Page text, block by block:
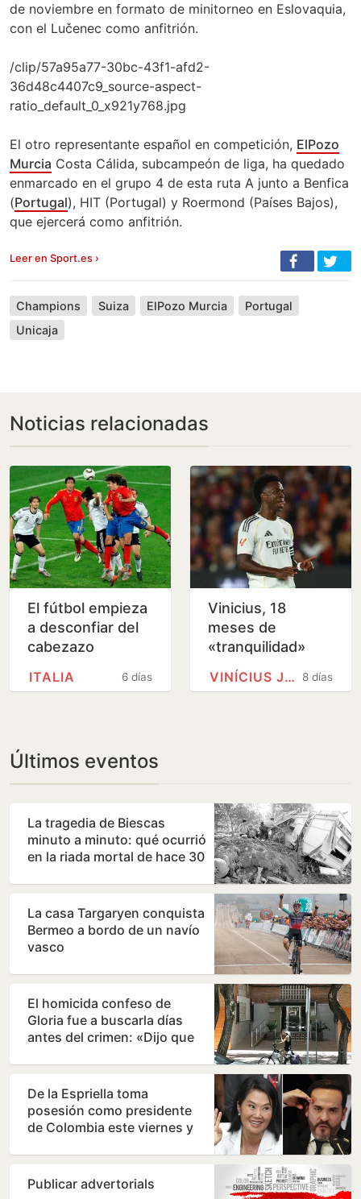
de noviembre en formato de minitorneo en Eslovaquia,
con el Lučenec como anfitrión.
/clip/57a95a77-30bc-43f1-afd2-
36d48c4407c9_source-aspect-
ratio_default_0_x921y768.jpg
El otro representante español en competición, ElPozo
Murcia Costa Cálida, subcampeón de liga, ha quedado
enmarcado en el grupo 4 de esta ruta A junto a Benfica
(Portugal), HIT (Portugal) y Roermond (Países Bajos),
que ejercerá como anfitrión.
Leer en Sport.es ›
Champions Suiza ElPozo Murcia
Portugal
Unicaja
Noticias relacionadas
El fútbol empieza
a desconfiar del
cabezazo
6 días
ITALIA
Vinicius, 18
meses de
«tranquilidad»
cada vez más
intranquila
8 días
VINÍCIUS JÚNIOR
Últimos eventos
La tragedia de Biescas
minuto a minuto: qué ocurrió
en la riada mortal de hace 30
La casa Targaryen conquista
Bermeo a bordo de un navío
vasco
El homicida confeso de
Gloria fue a buscarla días
antes del crimen: «Dijo que
De la Espriella toma
posesión como presidente
de Colombia este viernes y
Publicar advertorials